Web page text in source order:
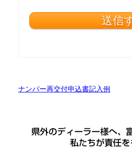
ナンバー再交付申込書記入例